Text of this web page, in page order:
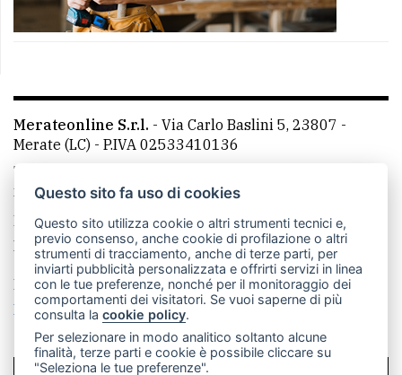
Merateonline S.r.l. - Via Carlo Baslini 5, 23807 -
Merate (LC) - P.IVA 02533410136
Telefono:
mail: redazione@merateonline.it
La redazione
CasateOnline LeccoOnline
RSS
Made by VIP
Privacy policy
Cookie policy
Rivedi le tue scelte sui cookie
SCRIVICI
Questo sito fa uso di cookies
Questo sito utilizza cookie o altri strumenti tecnici e,
previo consenso, anche cookie di profilazione o altri
strumenti di tracciamento, anche di terze parti, per
inviarti pubblicità personalizzata e offrirti servizi in linea
con le tue preferenze, nonché per il monitoraggio dei
comportamenti dei visitatori. Se vuoi saperne di più
consulta lacookie policy.
Per selezionare in modo analitico soltanto alcune
finalità, terze parti e cookie è possibile cliccare su
"Seleziona le tue preferenze".